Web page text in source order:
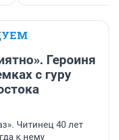
Героиня
с гуру
Читинец 40 лет
к нему